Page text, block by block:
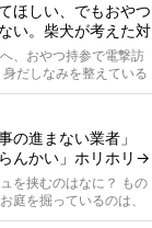
ほしい、でもおやつ
い。柴犬が考えた対
がりさんすぎて笑え
、おやつ持参で電撃訪
だしなみを整えている
くん。 そこへ、オーナ
の進まない業者」
らんかい」ホリホリ→
り返す柴犬に爆笑
を挟むのはなに？ もの
庭を掘っているのは、
犬あるあるの、突然の